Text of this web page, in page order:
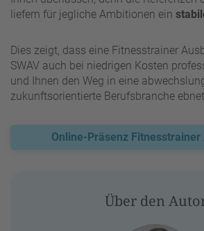
liefern für jegliche Ambitionen ein
Dies zeigt, dass eine Fitnesstrainer
SWAV auch bei niedrigen Kosten
und Ihnen den Weg in eine
zukunftsorientierte Berufsbranche
Online-Präsenz Fitnesstrainer
Über den